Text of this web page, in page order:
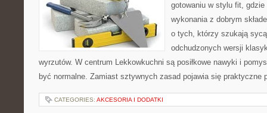
gotowaniu w stylu fit, gdzie
wykonania z dobrym
o tych, którzy szukają
odchudzonych wersji
wyrzutów. W centrum Lekkowkuchni są posiłkowe nawyki i
być normalne. Zamiast sztywnych zasad pojawia się
CATEGORIES: AKCESORIA I DODATKI